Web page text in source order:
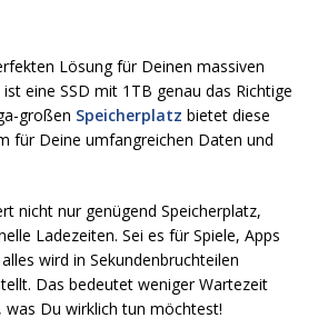
Lösung für Deinen massiven
eine SSD mit 1TB genau das Richtige
großen Speicherplatz bietet diese
für Deine umfangreichen Daten und
nicht nur genügend Speicherplatz,
Ladezeiten. Sei es für Spiele, Apps
wird in Sekundenbruchteilen
Das bedeutet weniger Wartezeit
Du wirklich tun möchtest!